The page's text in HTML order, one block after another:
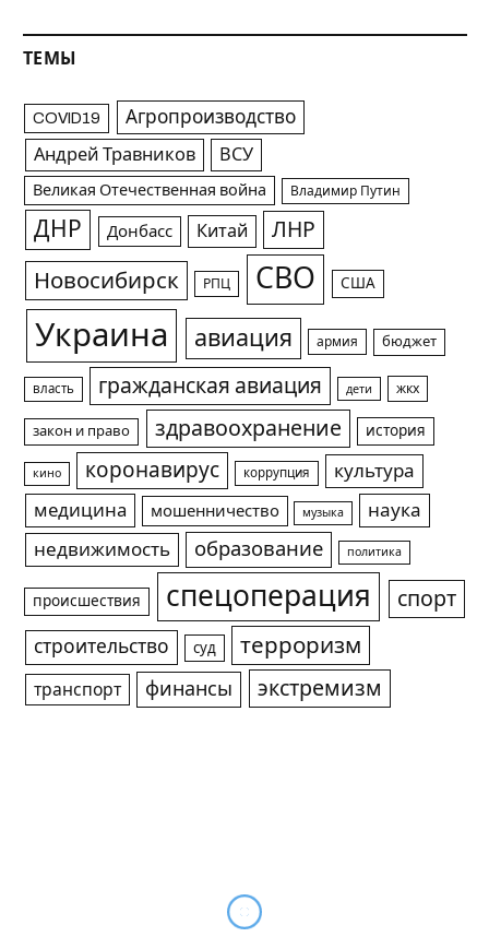
ТЕМЫ
COVID19 Агропроизводство
Андрей Травников ВСУ
Великая Отечественная война Владимир Путин
ДНР Донбасс Китай ЛНР
Новосибирск РПЦ СВО США
Украина авиация армия бюджет
власть гражданская авиация дети жкх
закон и право здравоохранение история
кино коронавирус коррупция
культура
медицина
мошенничество музыка
наука
недвижимость
образование политика
происшествия спецоперация спорт
строительство суд терроризм
транспорт финансы экстремизм